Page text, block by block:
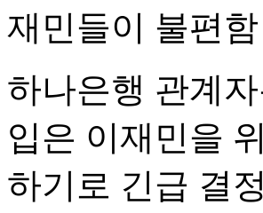
재민들이 불편
하나은행 관계
입은 이재민을
하기로 긴급 결